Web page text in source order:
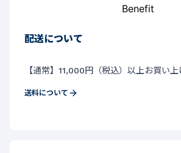
配送について
【通常】11,000円（税込）以上お買い
送料について